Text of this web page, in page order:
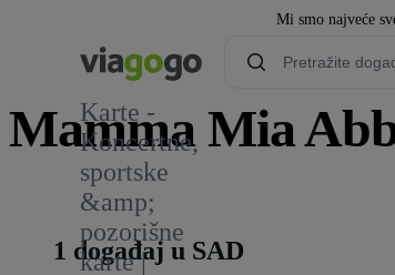
Mi smo najveće
Karte -
Koncertne,
sportske
&amp;
pozorišne
karte |
Mamma Mia
3
1 događaj u SAD